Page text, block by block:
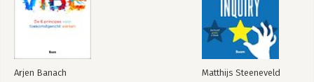
Bekijk alle boeken
Arjen Banach Matthijs Steeneveld